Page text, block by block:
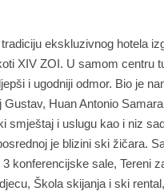
ekskluzivnog hotela
XIV ZOI. U samom
i ugodniji odmor. Bio je
Gustav, Huan Antonio
smještaj i uslugu kao i niz
je blizini ski žičara.
konferencijske sale, Tereni
Škola skijanja i ski